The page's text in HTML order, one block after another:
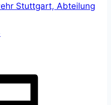
Stuttgart, Abteilung